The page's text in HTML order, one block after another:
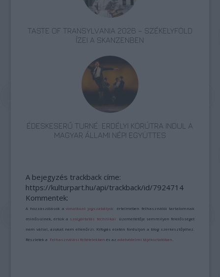
TASTE OF TRANSYLVANIA 2026 – SZÉKELYFÖLD
ÍZEI A SKANZENBEN
ÉDESKESERŰ TURNÉ: ERDÉLYI KÖRÚTRA INDUL A
MAGYAR ÁLLAMI NÉPI EGYÜTTES
A bejegyzés trackback címe:
https://kulturpart.hu/api/trackback/id/7924714
Kommentek:
A hozzászólások avonatkozó jogszabályok értelmében felhasználói tartalomnak
minősülnek, értük a szolgáltatás technikai üzemeltetője semmilyen felelősséget
nem vállal, azokat nem ellenőrzi. Kifogás esetén forduljon a blog szerkesztőjéhez.
Részletek a Felhasználási feltételekben és azadatvédelmi tájékoztatóban